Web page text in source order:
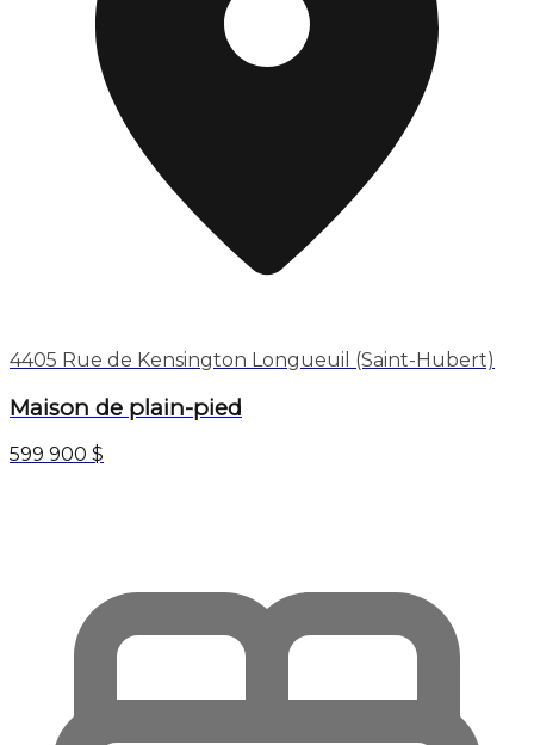
4405 Rue de Kensington Longueuil (Saint-Hubert)
Maison de plain-pied
599 900 $